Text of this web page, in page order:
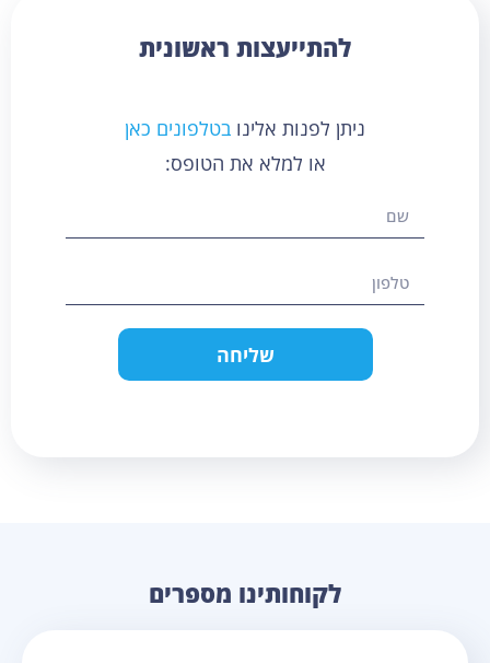
להתייעצות ראשונית
ניתן לפנות אלינו בטלפונים כאן
או למלא את הטופס:
שליחה
לקוחותינו מספרים